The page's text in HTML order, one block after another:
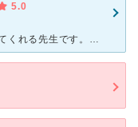
5.0
まずは口調が穏やかで優しく安心感を与えてくれる先生です。病気の時は不安で不安で病院に行くのもためらいがちですが、先生にお会いしてお話していると血圧も下がり、安心して帰宅につけます。今までは、診察室から